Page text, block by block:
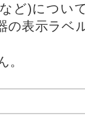
ど)につい
の表示ラベ